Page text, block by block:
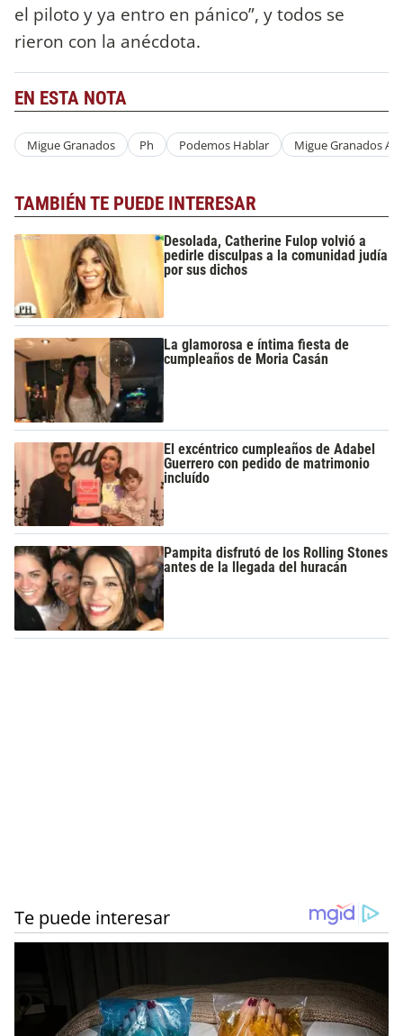
el piloto y ya entro en pánico”, y todos se
rieron con la anécdota.
EN ESTA NOTA
Migue Granados Ph Podemos Hablar Migue Granados
TAMBIÉN TE PUEDE INTERESAR
Desolada, Catherine Fulop volvió a
pedirle disculpas a la comunidad judía
por sus dichos
La glamorosa e íntima fiesta de
cumpleaños de Moria Casán
El excéntrico cumpleaños de Adabel
Guerrero con pedido de matrimonio
incluído
Pampita disfrutó de los Rolling Stones
antes de la llegada del huracán